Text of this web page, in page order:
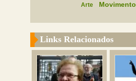
Arte Movimento
Links Relacionados